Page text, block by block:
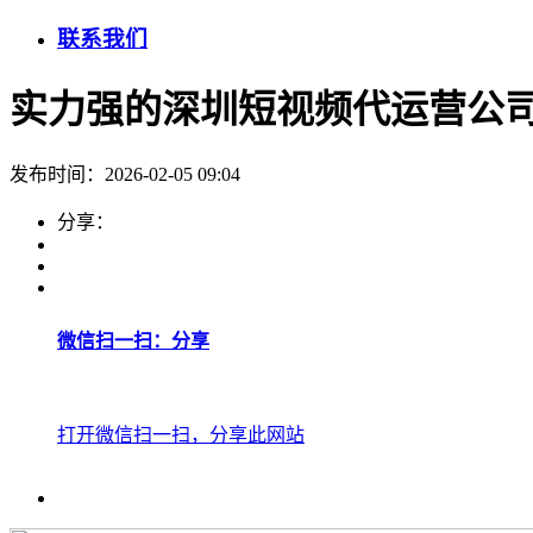
联系我们
实力强的深圳短视频代运营公
发布时间：2026-02-05 09:04
分享：
微信扫一扫：分享
打开微信扫一扫，分享此网站